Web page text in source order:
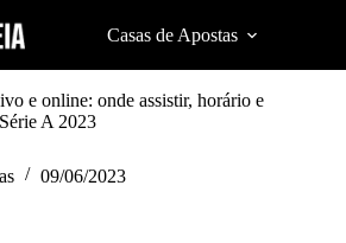
Casas de Apostas
e online: onde assistir, horário e
A 2023
09/06/2023